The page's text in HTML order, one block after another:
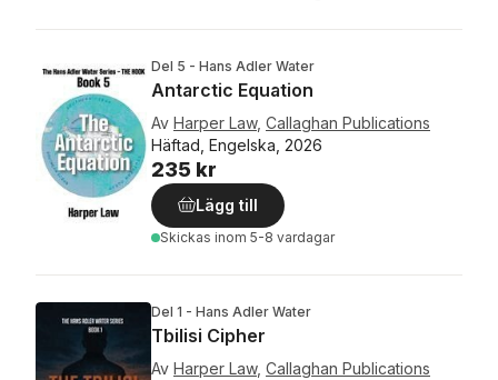
Del 5 - Hans Adler Water
Antarctic Equation
Av Harper Law, Callaghan Publications
Häftad, Engelska, 2026
235 kr
Lägg till
Skickas inom 5-8 vardagar
Del 1 - Hans Adler Water
Tbilisi Cipher
Av Harper Law, Callaghan Publications